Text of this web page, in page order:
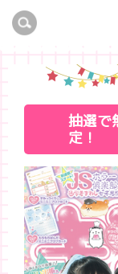
抽選で
定！